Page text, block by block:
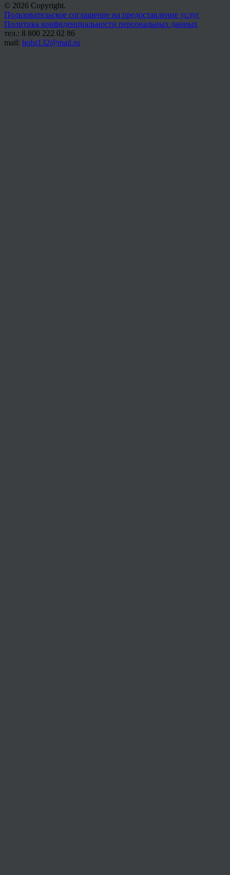
© 2026 Copyright.
Пользовательское соглашение на предоставление услуг
Политика конфиденциальности персональных данных
тел.: 8 800 222 02 86
mail: holst132@mail.ru